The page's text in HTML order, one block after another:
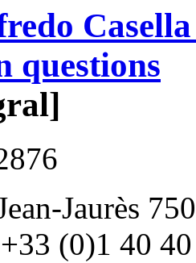
questions
Jaurès
(0)1 40